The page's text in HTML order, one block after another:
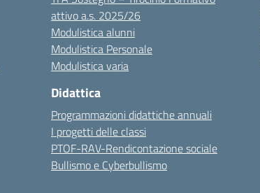
attivo a.s. 2025/26
Modulistica alunni
Modulistica Personale
Modulistica varia
Didattica
Programmazioni didattiche annuali
I progetti delle classi
PTOF-RAV-Rendicontazione sociale
Bullismo e Cyberbullismo